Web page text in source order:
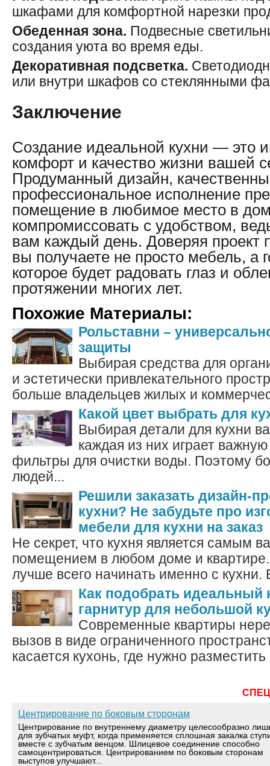
шкафами для комфортной нарезки
Обеденная зона. Подвесные
создания уюта во время еды.
Декоративная подсветка.
или внутри шкафов со стеклянными
Заключение
Создание идеальной кухни — это
комфорт и качество жизни вашей
Продуманный дизайн,
профессиональное исполнение
помещение в любимое место в
компромиссовать с удобством,
вам каждый день. Доверяя проект
вы получаете не просто мебель, а
которое будет радовать глаз и
протяжении многих лет.
Похожие Материалы:
Рольставни –
защиты
Выбирая средства для
и эстетически привлекательного
больше владельцев жилых и
Какой цвет выбрать для
Выбирая детали для кухни
каждая из них играет
фильтры для очистки воды. Поэтому
людей...
Решили заказать дизайн-
кухни? Не забудьте про
мебели для кухни на заказ
Не секрет, что кухня является самым
помещением в любом доме и
лучше всего начинать именно с кухни.
Как подобрать идеальный
гарнитур для небольшой
Современные квартиры
вызов в виде ограниченного
касается кухонь, где нужно
Центрирование по боковым сторонам
Центрирование по внутреннему диаметру целесообразно
для зубчатых муфт, когда применяется сплошная закалка
вместе с зубчатым венцом. Шлицевое соединение способно
самоцентрироваться. Центрированием по боковым сторонам
выступов улучшают...